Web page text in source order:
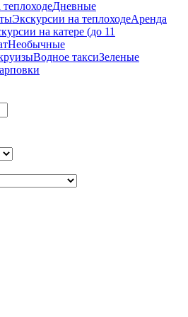
Дневные
Экскурсии на теплоходеАренда
на катере (до 11
Необычные
Водное таксиЗеленые